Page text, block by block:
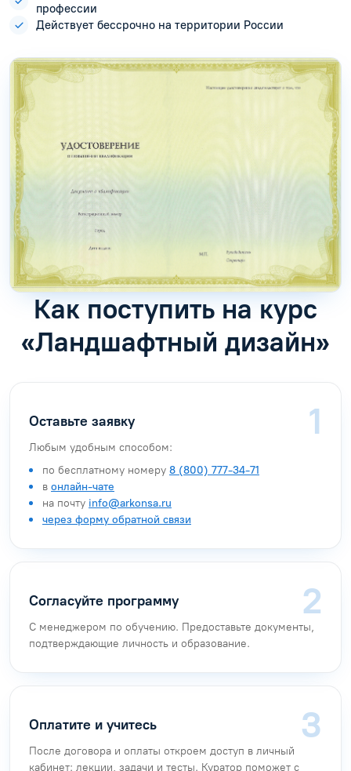
профессии
Действует бессрочно на территории России
Как поступить на курс
«Ландшафтный дизайн»
Оставьте заявку
Любым удобным способом:
по бесплатному номеру 8 (800) 777-34-71
в онлайн-чате
на почту info@arkonsa.ru
через форму обратной связи
Согласуйте программу
С менеджером по обучению. Предоставьте документы,
подтверждающие личность и образование.
Оплатите и учитесь
После договора и оплаты откроем доступ в личный
кабинет: лекции, задачи и тесты. Куратор поможет с